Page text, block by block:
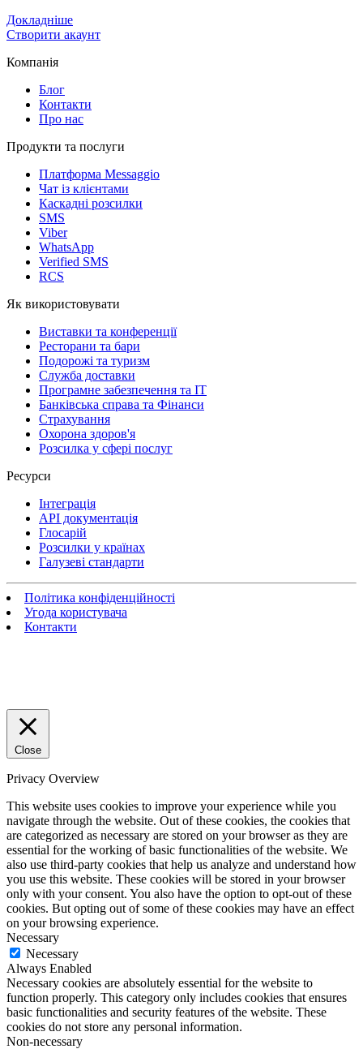
Докладніше
Створити акаунт
Компанія
Блог
Контакти
Про нас
Продукти та послуги
Платформа Messaggio
Чат із клієнтами
Каскадні розсилки
SMS
Viber
WhatsApp
Verified SMS
RCS
Як використовувати
Виставки та конференції
Ресторани та бари
Подорожі та туризм
Служба доставки
Програмне забезпечення та IT
Банківська справа та Фінанси
Страхування
Охорона здоров'я
Розсилка у сфері послуг
Ресурси
Інтеграція
API документація
Глосарій
Розсилки у країнах
Галузеві стандарти
Політика конфіденційності
Угода користувача
Контакти
Close
Privacy Overview
This website uses cookies to improve your experience while you
navigate through the website. Out of these cookies, the cookies that
are categorized as necessary are stored on your browser as they are
essential for the working of basic functionalities of the website. We
also use third-party cookies that help us analyze and understand how
you use this website. These cookies will be stored in your browser
only with your consent. You also have the option to opt-out of these
cookies. But opting out of some of these cookies may have an effect
on your browsing experience.
Necessary
Necessary
Always Enabled
Necessary cookies are absolutely essential for the website to
function properly. This category only includes cookies that ensures
basic functionalities and security features of the website. These
cookies do not store any personal information.
Non-necessary